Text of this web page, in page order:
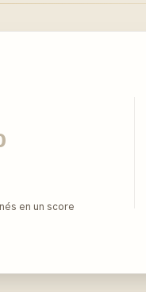
en un score